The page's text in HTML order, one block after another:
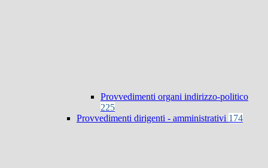
Provvedimenti organi indirizzo-politico
225
Provvedimenti dirigenti - amministrativi 174